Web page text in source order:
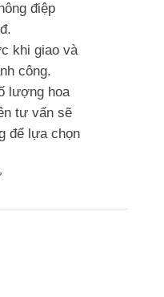
điệp
khi giao và
công.
lượng hoa
tư vấn sẽ
để lựa chọn